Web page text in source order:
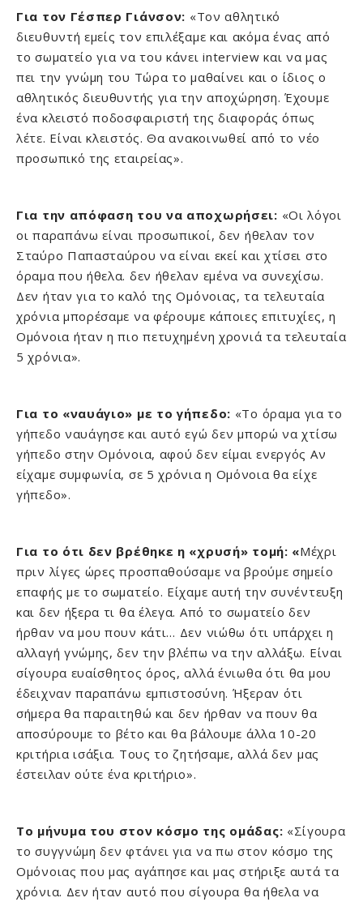
Για τον Γέσπερ Γιάνσον: «Τον αθλητικό
διευθυντή εμείς τον επιλέξαμε και ακόμα ένας από
το σωματείο για να του κάνει interview και να μας
πει την γνώμη του Τώρα το μαθαίνει και ο ίδιος ο
αθλητικός διευθυντής για την αποχώρηση. Έχουμε
ένα κλειστό ποδοσφαιριστή της διαφοράς όπως
λέτε. Είναι κλειστός. Θα ανακοινωθεί από το νέο
προσωπικό της εταιρείας».
Για την απόφαση του να αποχωρήσει: «Οι λόγοι
οι παραπάνω είναι προσωπικοί, δεν ήθελαν τον
Σταύρο Παπασταύρου να είναι εκεί και χτίσει στο
όραμα που ήθελα. δεν ήθελαν εμένα να συνεχίσω.
Δεν ήταν για το καλό της Ομόνοιας, τα τελευταία
χρόνια μπορέσαμε να φέρουμε κάποιες επιτυχίες, η
Ομόνοια ήταν η πιο πετυχημένη χρονιά τα τελευταία
5 χρόνια».
Για το «ναυάγιο» με το γήπεδο: «Το όραμα για το
γήπεδο ναυάγησε και αυτό εγώ δεν μπορώ να χτίσω
γήπεδο στην Ομόνοια, αφού δεν είμαι ενεργός Αν
είχαμε συμφωνία, σε 5 χρόνια η Ομόνοια θα είχε
γήπεδο».
Για το ότι δεν βρέθηκε η «χρυσή» τομή: «Μέχρι
πριν λίγες ώρες προσπαθούσαμε να βρούμε σημείο
επαφής με το σωματείο. Είχαμε αυτή την συνέντευξη
και δεν ήξερα τι θα έλεγα. Από το σωματείο δεν
ήρθαν να μου πουν κάτι… Δεν νιώθω ότι υπάρχει η
αλλαγή γνώμης, δεν την βλέπω να την αλλάξω. Είναι
σίγουρα ευαίσθητος όρος, αλλά ένιωθα ότι θα μου
έδειχναν παραπάνω εμπιστοσύνη. Ήξεραν ότι
σήμερα θα παραιτηθώ και δεν ήρθαν να πουν θα
αποσύρουμε το βέτο και θα βάλουμε άλλα 10-20
κριτήρια ισάξια. Τους το ζητήσαμε, αλλά δεν μας
έστειλαν ούτε ένα κριτήριο».
Το μήνυμα του στον κόσμο της ομάδας: «Σίγουρα
το συγγνώμη δεν φτάνει για να πω στον κόσμο της
Ομόνοιας που μας αγάπησε και μας στήριξε αυτά τα
χρόνια. Δεν ήταν αυτό που σίγουρα θα ήθελα να